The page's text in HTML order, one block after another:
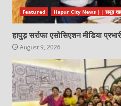
Featured Hapur City News || हापुड़
हापुड़ सर्राफा एसोसिएशन मीडिया
August 9, 2026